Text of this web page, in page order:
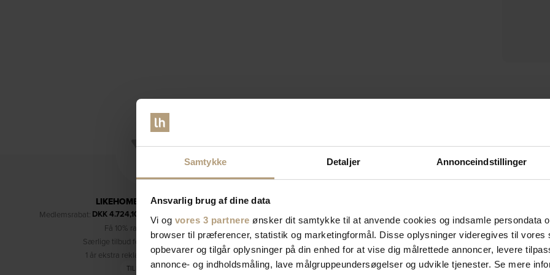
Samtykke Detaljer Annonceindstillinger
Ansvarlig brug af dine data
Vi og vores 3 partnere ønsker dit samtykke til at anvende cookies og indsamle persondata
browser til præferencer, statistik og marketingformål. Disse oplysninger videregives til vores
opbevarer og tilgår oplysninger på din enhed for at vise dig målrettede annoncer, levere
annonce- og indholdsmåling, lave målgruppeundersøgelser og udvikle tjenester. Se mere
LIKEHOME'S KUNDEKLUB
Medlemsrabat: DKK4.724,10
– kun for medlemmer (læs mere)
Få 10% rabat på dine køb
Særlige tilbud forbeholdt medlemmer
1 år ekstra reklamationsret (3 år i alt)
TILMELD DIG
Tryghed når du handler